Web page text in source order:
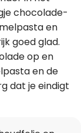
chocolade-
en
goed glad.
op en
en de
dat je eindigt